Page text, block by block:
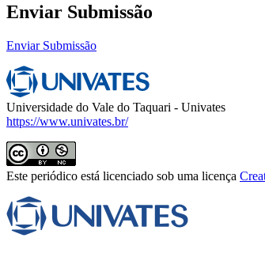
Enviar Submissão
Enviar Submissão
Universidade do Vale do Taquari - Univates
https://www.univates.br/
Este periódico está licenciado sob uma licença